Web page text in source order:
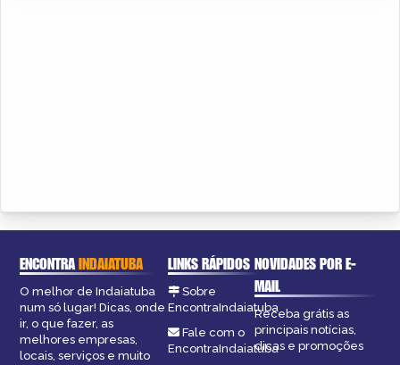
ENCONTRAINDAIATUBA
O melhor de Indaiatuba
num só lugar! Dicas, onde
ir, o que fazer, as
melhores empresas,
locais, serviços e muito
LINKS RÁPIDOS
Sobre
EncontraIndaiatuba
Fale com o
EncontraIndaiatuba
NOVIDADES POR E-
MAIL
Receba grátis as
principais notícias,
dicas e promoções